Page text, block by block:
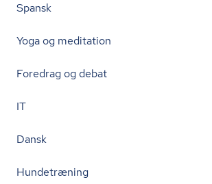
Spansk
Yoga og meditation
Foredrag og debat
IT
Dansk
Hundetræning